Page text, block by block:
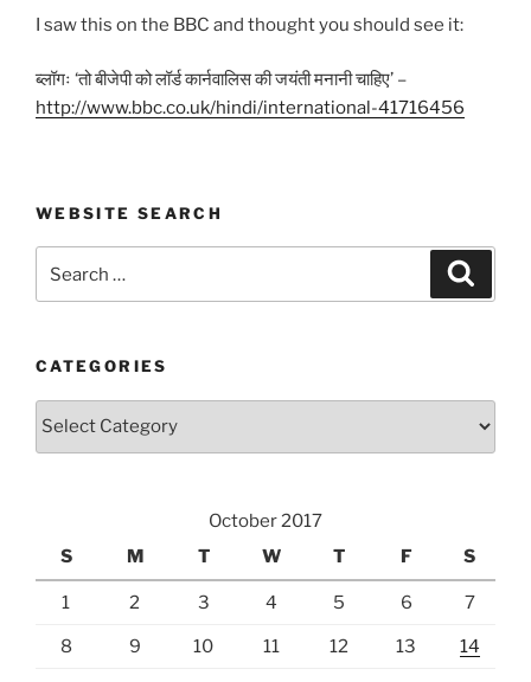
I saw this on the BBC and thought you should see it:
ब्लॉगः ‘तो बीजेपी को लॉर्ड कार्नवालिस की जयंती मनानी चाहिए’ –
http://www.bbc.co.uk/hindi/international-41716456
WEBSITE SEARCH
for:
CATEGORIES
Categories
October 2017
S
M T W T F S
1 2 3 4 5 6 7
8 9 10 11 12 13 14